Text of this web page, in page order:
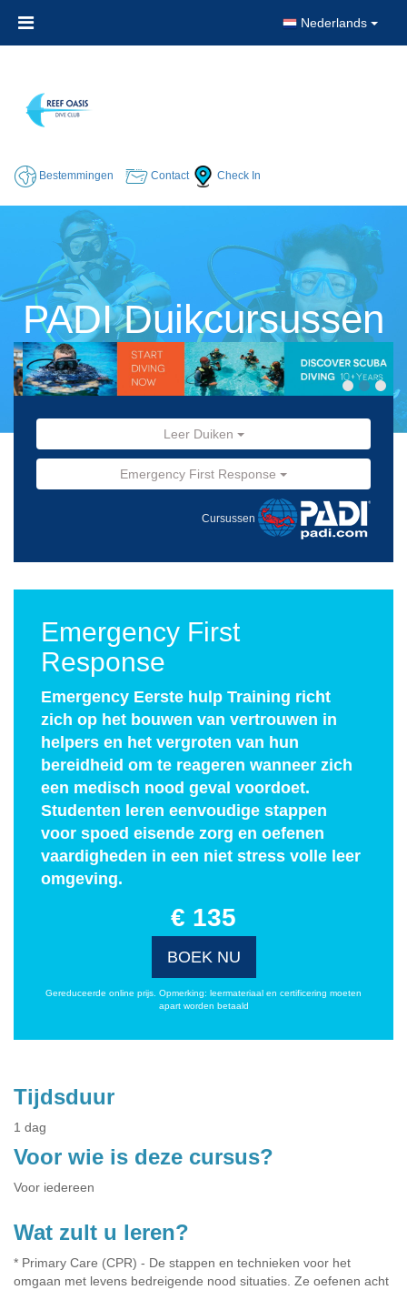
Nederlands
Bestemmingen Contact Check In
PADI Duikcursussen
Leer Duiken
Emergency First Response
Cursussen
Emergency First
Response
Emergency Eerste hulp Training richt
zich op het bouwen van vertrouwen in
helpers en het vergroten van hun
bereidheid om te reageren wanneer zich
een medisch nood geval voordoet.
Studenten leren eenvoudige stappen
voor spoed eisende zorg en oefenen
vaardigheden in een niet stress volle leer
omgeving.
€ 135
BOEK NU
Gereduceerde online prijs. Opmerking: leermateriaal en certificering moeten
apart worden betaald
Tijdsduur
1 dag
Voor wie is deze cursus?
Voor iedereen
Wat zult u leren?
* Primary Care (CPR) - De stappen en technieken voor het
omgaan met levens bedreigende nood situaties. Ze oefenen acht